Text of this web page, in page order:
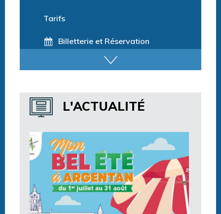
Horaires centre aquatique
L'ACTUALITÉ